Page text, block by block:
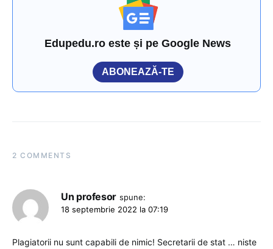
Edupedu.ro este și pe Google News
ABONEAZĂ-TE
2 COMMENTS
Un profesor spune:
18 septembrie 2022 la 07:19
Plagiatorii nu sunt capabili de nimic! Secretarii de stat … niste